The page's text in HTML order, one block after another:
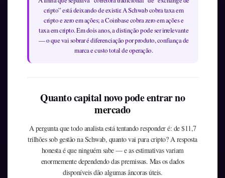
cripto” está deixando de existir. A Schwab cobra taxa em
cripto e zero em ações; a Coinbase cobra zero em ações e
taxa em cripto. Em dois anos, a distinção pode ser irrelevante
— o que vai sobrar é diferenciação por produto, confiança de
marca e custo total de operação.
Quanto capital novo pode entrar no
mercado
A pergunta que todo analista está tentando responder é: de $11,7
trilhões sob gestão na Schwab, quanto vai para cripto? A resposta
honesta é que ninguém sabe — e as estimativas variam
enormemente dependendo das premissas. Mas os dados
disponíveis dão algumas âncoras úteis.